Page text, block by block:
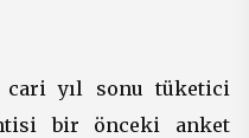
cari yıl sonu tüketici
bir önceki anket